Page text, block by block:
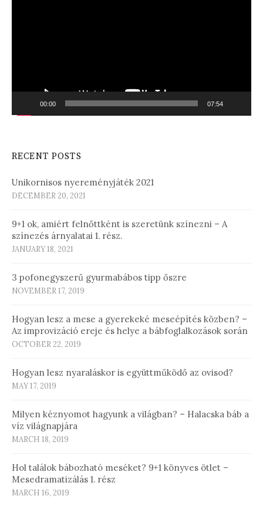
00:00 07:54
RECENT POSTS
Unikornisos nyereményjáték 2021
DECEMBER 20, 2021
9+1 ok, amiért felnőttként is szeretünk színezni – A
színezés árnyalatai 1. rész.
JANUARY 18, 2021
3 pofonegyszerű gyurmabábos tipp őszre
NOVEMBER 17, 2019
Hogyan lesz a mese a gyerekeké meseépítés közben? –
Az improvizáció ereje és helye a bábfoglalkozások során
OCTOBER 22, 2019
Hogyan lesz nyaraláskor is együttműködő az ovisod?
MAY 17, 2019
Milyen kéznyomot hagyunk a világban? – Halacska báb a
víz világnapjára
MARCH 18, 2019
Hol találok bábozható meséket? 9+1 könyves ötlet –
Mesedramatizálás 1. rész
MARCH 16, 2019